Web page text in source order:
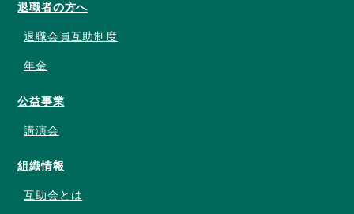
退職者の方へ
退職会員互助制度
年金
公益事業
講演会
組織情報
互助会とは